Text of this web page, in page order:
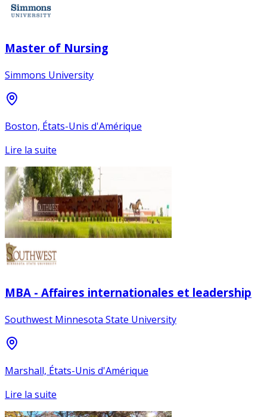
Master of Nursing
Simmons University
Boston, États-Unis d'Amérique
Lire la suite
MBA - Affaires internationales et leadership
Southwest Minnesota State University
Marshall, États-Unis d'Amérique
Lire la suite